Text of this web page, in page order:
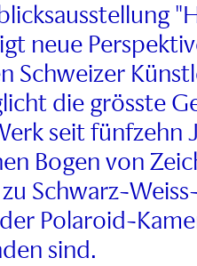
neue
Schweizer
die grösste
seit fünfzehn
Bogen von
Schwarz-
Polaroid-
sind.